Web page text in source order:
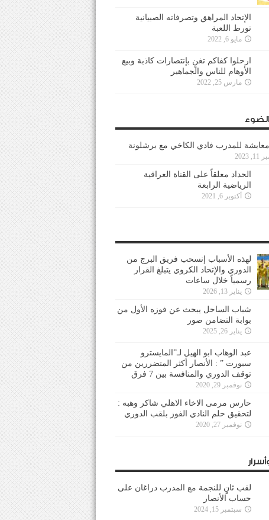
الإتحاد المراهق وتصرفاته الصبيانية
تورط اللعبة
مايو 6, 2022
ارحلوا كفاكم تغنٍ بإنتصارات كاذبة وبيع
الأوهام للناس والجماهير
مارس 25, 2022
معايشة للمدرب فادي الكاخي مع برشلونة
الحداد معلقاً على القناة العراقية
الرياضية الرابعة
أكتوبر 6, 2021
لهذه الأسباب إنسحب فريق البرج من
الدوري والإتحاد الكروي يتبلغ القرار
رسمياً خلال ساعات
يناير 13, 2026
شباب الساحل يبحث عن فوزه الأول من
بوابة التضامن صور
يناير 26, 2025
عبد الوهاب ابو الهيل لـ”المايسترو
سبورت ” : الأنصار أكثر المتضررين من
توقف الدوري والمنافسة بين 7 فرق
نوفمبر 29, 2020
حارس مرمى الاخاء الاهلي شاكر وهبه :
لتحقيق حلم النادي الفوز بلقب الدوري
نوفمبر 27, 2020
لقب ثانٍ للنجمة مع المدرب دراغان على
حساب الأنصار
سبتمبر 15, 2024